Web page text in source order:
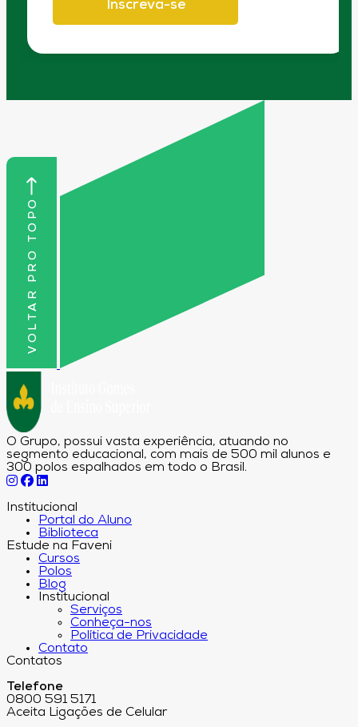
Inscreva-se
VOLTAR PRO TOPO
O Grupo, possui vasta experiência, atuando no
segmento educacional, com mais de 500 mil alunos e
300 polos espalhados em todo o Brasil.
Institucional
Portal do Aluno
Biblioteca
Estude na Faveni
Cursos
Polos
Blog
Institucional
Serviços
Conheça-nos
Política de Privacidade
Contato
Contatos
Telefone
0800 591 5171
Aceita Ligações de Celular